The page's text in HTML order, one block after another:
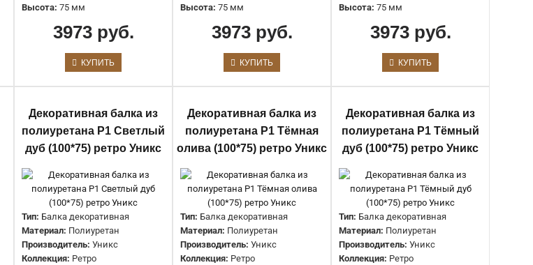
3973 руб.
Страна:
Длина: 3000 мм
Высота:
Декоративная балка из
полиуретана Р1 Дуб (100*75) ретро
Уникс
3973 руб.
Тип: Балка декоративная
Материал: Полиуретан
Коллекция: Ретро
Цвет: Дуб
Длина: 3000 мм
Ширина: 100 мм
Высота: 75 мм
Высота: 75 мм
3973 руб.
КУПИТЬ
Высота: 75 мм
3973 руб.
КУПИТЬ
Высота: 75 мм
3973 руб.
КУПИТЬ
Декоративная балка из
полиуретана Р1 Светлый
дуб (100*75) ретро Уникс
Тип: Балка декоративная
Материал: Полиуретан
Производитель: Уникс
Коллекция: Ретро
Декоративная балка из
полиуретана Р1 Тёмная
олива (100*75) ретро Уникс
Тип: Балка декоративная
Материал: Полиуретан
Производитель: Уникс
Коллекция: Ретро
Декоративная балка из
полиуретана Р1 Тёмный
дуб (100*75) ретро Уникс
Тип: Балка декоративная
Материал: Полиуретан
Производитель: Уникс
Коллекция: Ретро